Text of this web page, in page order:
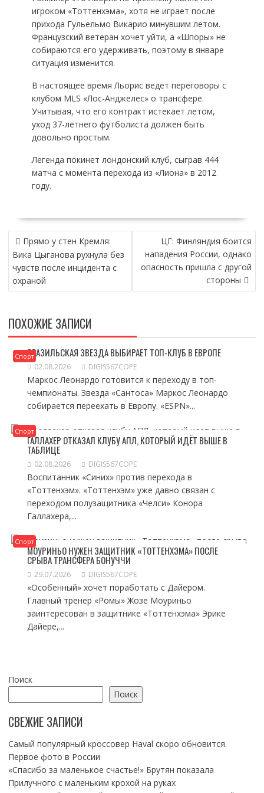
игроком «Тоттенхэма», хотя не играет после
прихода Гульельмо Викарио минувшим летом.
Французский ветеран хочет уйти, а «Шпоры» не
собираются его удерживать, поэтому в январе
ситуация изменится.
В настоящее время Льорис ведёт переговоры с
клубом MLS «Лос-Анджелес» о трансфере.
Учитывая, что его контракт истекает летом,
уход 37-летнего футболиста должен быть
довольно простым.
Легенда покинет лондонский клуб, сыграв 444
матча с момента перехода из «Лиона» в 2012
году.
НАВИГАЦИЯ
ПО
ЗАПИСЯМ
Прямо у стен Кремля:
Вика Цыганова рухнула без
чувств после инцидента с
охраной
ЦГ: Финляндия боится
нападения России, однако
опасность пришла с другой
стороны
ПОХОЖИЕ ЗАПИСИ
СпортБРАЗИЛЬСКАЯ ЗВЕЗДА ВЫБИРАЕТ ТОП-КЛУБ В ЕВРОПЕ
02.08.2026 DIGIS567COPE
Маркос Леонардо готовится к переходу в топ-
чемпионаты. Звезда «Сантоса» Маркос Леонардо
собирается переехать в Европу. «ESPN»...
Спорт
ГАЛЛАХЕР ОТКАЗАЛ КЛУБУ АПЛ, КОТОРЫЙ ИДЁТ ВЫШЕ В
ТАБЛИЦЕ
02.08.2026 DIGIS567COPE
Воспитанник «Синих» против перехода в
«Тоттенхэм». «Тоттенхэм» уже давно связан с
переходом полузащитника «Челси» Конора
Галлахера,...
Спорт
МОУРИНЬО НУЖЕН ЗАЩИТНИК «ТОТТЕНХЭМА» ПОСЛЕ
СРЫВА ТРАНСФЕРА БОНУЧЧИ
29.07.2026 DIGIS567COPE
«Особенный» хочет поработать с Дайером.
Главный тренер «Ромы» Жозе Моуриньо
заинтересован в защитнике «Тоттенхэма» Эрике
Дайере,...
Поиск
Поиск
СВЕЖИЕ ЗАПИСИ
Самый популярный кроссовер Haval скоро обновится.
Первое фото в России
«Спасибо за маленькое счастье!» Брутян показала
Прилучного с маленьким крохой на руках